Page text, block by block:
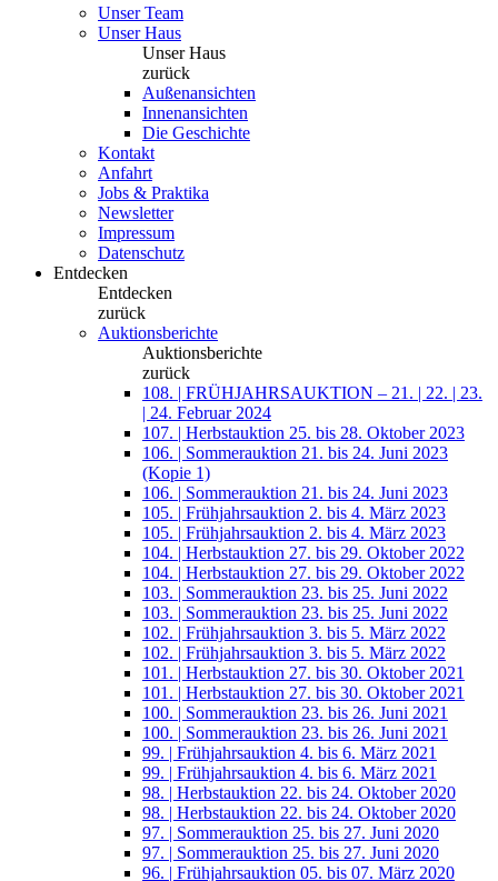
Unser Team
Unser Haus
Unser Haus
zurück
Außenansichten
Innenansichten
Die Geschichte
Kontakt
Anfahrt
Jobs & Praktika
Newsletter
Impressum
Datenschutz
Entdecken
Entdecken
zurück
Auktionsberichte
Auktionsberichte
zurück
108. | FRÜHJAHRSAUKTION – 21. | 22. | 23.
| 24. Februar 2024
107. | Herbstauktion 25. bis 28. Oktober 2023
106. | Sommerauktion 21. bis 24. Juni 2023
(Kopie 1)
106. | Sommerauktion 21. bis 24. Juni 2023
105. | Frühjahrsauktion 2. bis 4. März 2023
105. | Frühjahrsauktion 2. bis 4. März 2023
104. | Herbstauktion 27. bis 29. Oktober 2022
104. | Herbstauktion 27. bis 29. Oktober 2022
103. | Sommerauktion 23. bis 25. Juni 2022
103. | Sommerauktion 23. bis 25. Juni 2022
102. | Frühjahrsauktion 3. bis 5. März 2022
102. | Frühjahrsauktion 3. bis 5. März 2022
101. | Herbstauktion 27. bis 30. Oktober 2021
101. | Herbstauktion 27. bis 30. Oktober 2021
100. | Sommerauktion 23. bis 26. Juni 2021
100. | Sommerauktion 23. bis 26. Juni 2021
99. | Frühjahrsauktion 4. bis 6. März 2021
99. | Frühjahrsauktion 4. bis 6. März 2021
98. | Herbstauktion 22. bis 24. Oktober 2020
98. | Herbstauktion 22. bis 24. Oktober 2020
97. | Sommerauktion 25. bis 27. Juni 2020
97. | Sommerauktion 25. bis 27. Juni 2020
96. | Frühjahrsauktion 05. bis 07. März 2020